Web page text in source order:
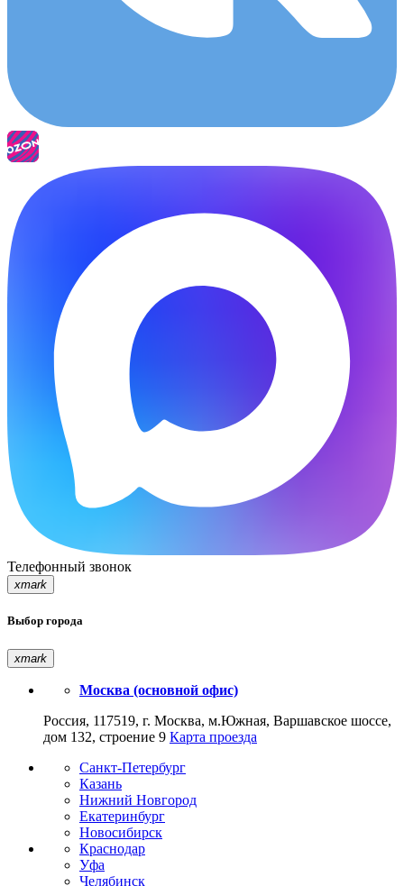
Телефонный звонок
xmark
Выбор города
xmark
Москва (основной офис)
Россия, 117519, г. Москва, м.Южная, Варшавское шоссе,
дом 132, строение 9 Карта проезда
Санкт-Петербург
Казань
Нижний Новгород
Екатеринбург
Новосибирск
Краснодар
Уфа
Челябинск